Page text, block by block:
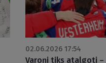
02.06.2026 17:54
Varoņi tiks atalgoti –